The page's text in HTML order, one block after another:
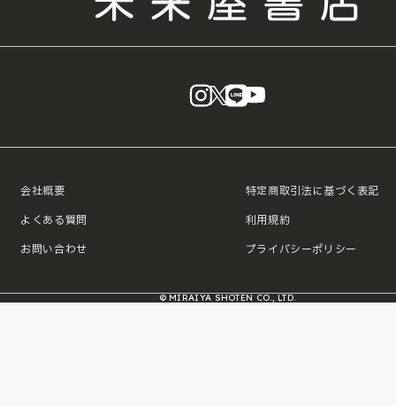
instagram
X LINE
会社概要
よくある質問
お問い合わせ
特定商取引法に基づく表記
利用規約
プライバシーポリシー
© MIRAIYA SHOTEN CO., LTD.